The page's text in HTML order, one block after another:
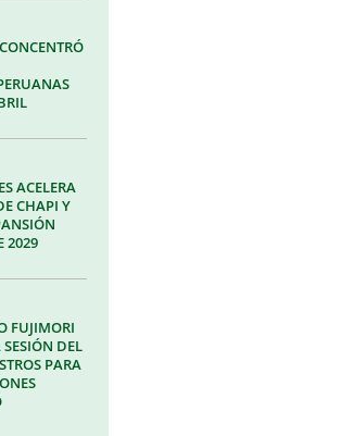
ACELERA
CHAPI Y
2029
FUJIMORI
DEL
PARA